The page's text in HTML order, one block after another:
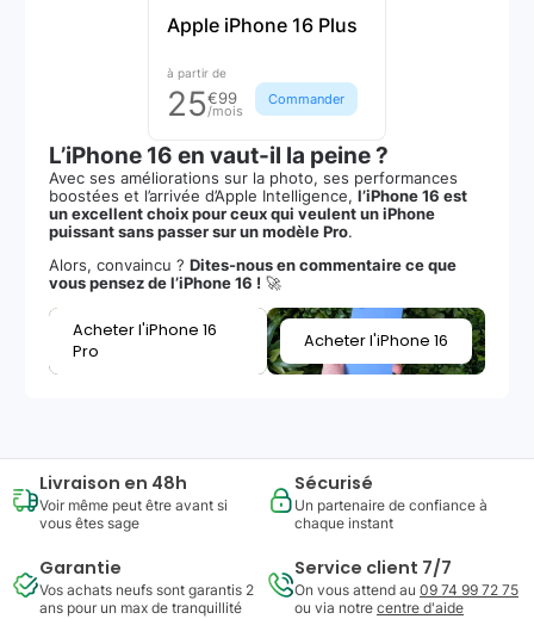
Apple iPhone 16 Plus
à partir de
25€99
/mois
Commander
L’iPhone 16 en vaut-il la peine ?
Avec ses améliorations sur la photo, ses performances
boostées et l’arrivée d’Apple Intelligence, l’iPhone 16 est
un excellent choix pour ceux qui veulent un iPhone
puissant sans passer sur un modèle Pro.
Alors, convaincu ? Dites-nous en commentaire ce que
vous pensez de l’iPhone 16 ! 🚀
Acheter l'iPhone 16
Pro
Acheter l'iPhone 16
Livraison en 48h
Voir même peut être avant si
vous êtes sage
Sécurisé
Un partenaire de confiance à
chaque instant
Garantie
Vos achats neufs sont garantis 2
ans pour un max de tranquillité
Service client 7/7
On vous attend au 09 74 99 72 75
ou via notre centre d'aide